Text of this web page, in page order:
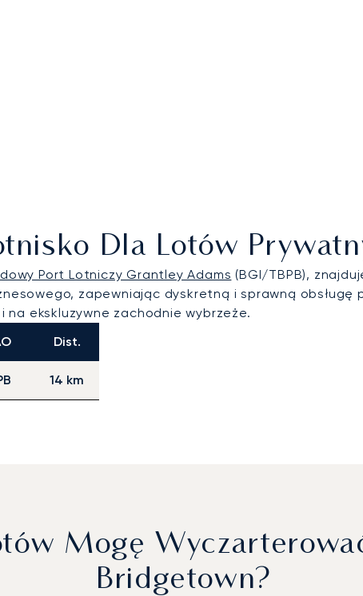
Dla Lotów
Port Lotniczy Grantley Adams (BGI/TBPB),
zapewniając dyskretną i sprawną
ekskluzywne zachodnie wybrzeże.
Dist.
14 km
Mogę
Bridgetown?